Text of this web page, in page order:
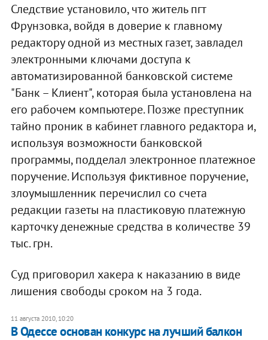
Следствие установило, что житель пгт
Фрунзовка, войдя в доверие к главному
редактору одной из местных газет, завладел
электронными ключами доступа к
автоматизированной банковской системе
"Банк – Клиент", которая была установлена на
его рабочем компьютере. Позже преступник
тайно проник в кабинет главного редактора и,
используя возможности банковской
программы, подделал электронное платежное
поручение. Используя фиктивное поручение,
злоумышленник перечислил со счета
редакции газеты на пластиковую платежную
карточку денежные средства в количестве 39
тыс. грн.
Суд приговорил хакера к наказанию в виде
лишения свободы сроком на 3 года.
11 августа 2010, 10:20
В Одессе основан конкурс на лучший балкон